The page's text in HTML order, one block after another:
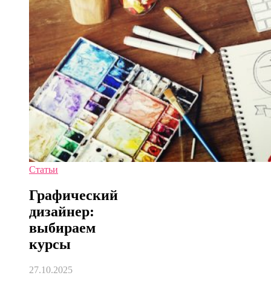
Статьи
Графический
дизайнер:
выбираем
курсы
27.10.2025